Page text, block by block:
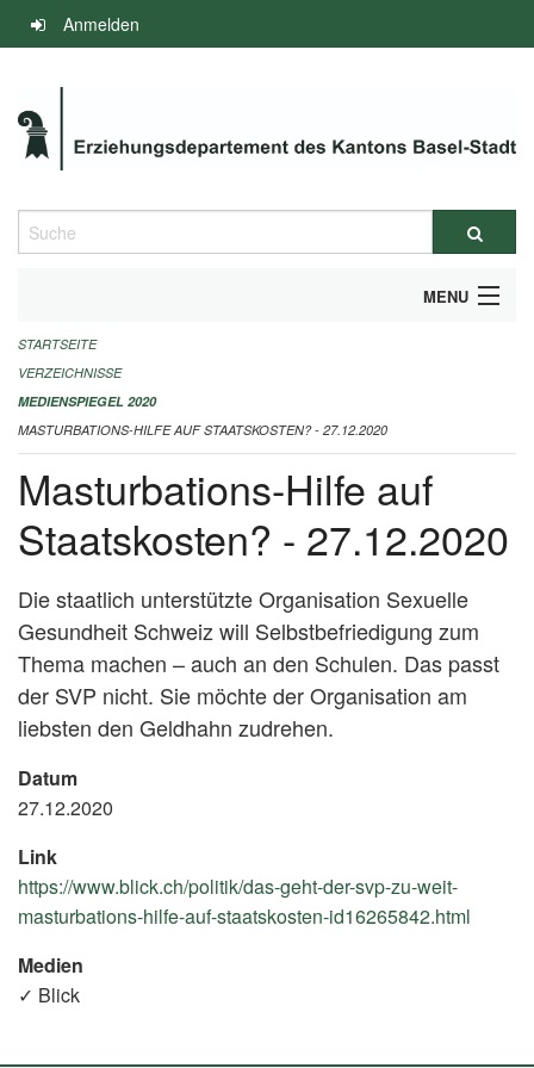
Navigation
überspringen
Anmelden
Suche
MENU
INFOS ZUM ED-MEDIENSPIEGEL
IMPRESSUM
STARTSEITE
VERZEICHNISSE
MEDIENSPIEGEL 2020
MASTURBATIONS-HILFE AUF STAATSKOSTEN? - 27.12.2020
Masturbations-Hilfe auf
Staatskosten? - 27.12.2020
Die staatlich unterstützte Organisation Sexuelle
Gesundheit Schweiz will Selbstbefriedigung zum
Thema machen – auch an den Schulen. Das passt
der SVP nicht. Sie möchte der Organisation am
liebsten den Geldhahn zudrehen.
Datum
27.12.2020
Link
https://www.blick.ch/politik/das-geht-der-svp-zu-weit-
masturbations-hilfe-auf-staatskosten-id16265842.html
Medien
✓ Blick